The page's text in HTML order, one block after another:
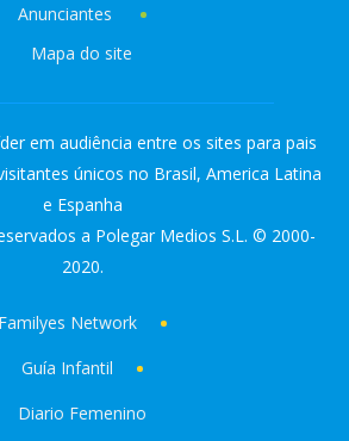
Anunciantes
Mapa do site
em audiência entre os sites para pais
únicos no Brasil, America Latina
e Espanha
a Polegar Medios S.L. © 2000-
2020.
Familyes Network
Guía Infantil
Diario Femenino